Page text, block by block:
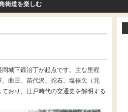
街道を楽しむ
城下鍛治丁が起点です。主な里程
曲田、苗代沢、蛇石、塩俵欠（兄
おり、江戸時代の交通史を解明する